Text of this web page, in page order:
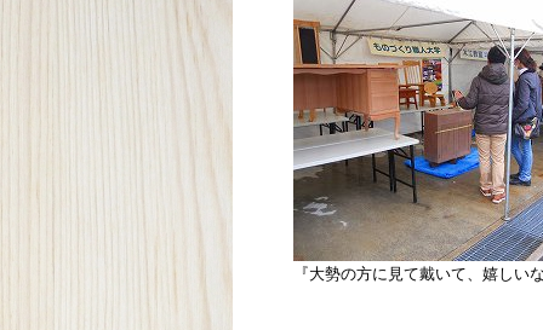
『大勢の方に見て戴いて、嬉しい